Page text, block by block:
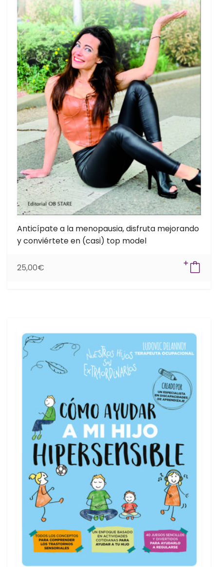
Anticípate a la menopausia, disfruta mejorando
y conviértete en (casi) top model
25,00€